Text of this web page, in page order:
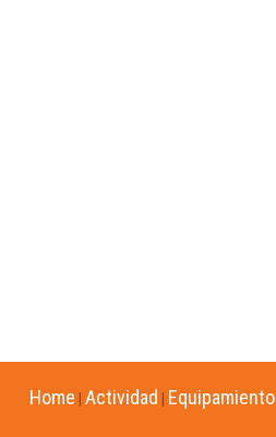
Home Actividad Equipamiento